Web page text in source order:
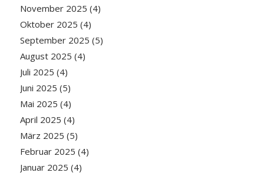
November 2025 (4)
Oktober 2025 (4)
September 2025 (5)
August 2025 (4)
Juli 2025 (4)
Juni 2025 (5)
Mai 2025 (4)
April 2025 (4)
März 2025 (5)
Februar 2025 (4)
Januar 2025 (4)